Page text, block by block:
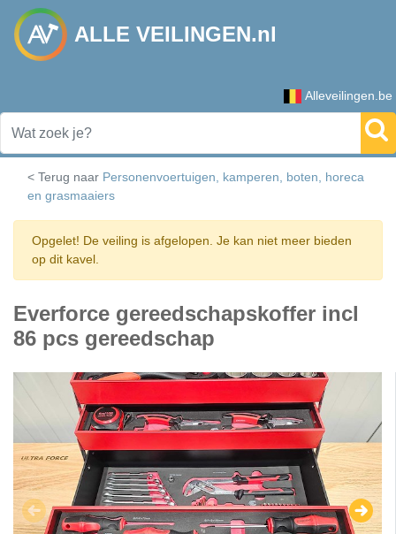
ALLE VEILINGEN.nl
Alleveilingen.be
< Terug naar Personenvoertuigen, kamperen, boten, horeca
en grasmaaiers
Opgelet! De veiling is afgelopen. Je kan niet meer bieden
op dit kavel.
Everforce gereedschapskoffer incl
86 pcs gereedschap